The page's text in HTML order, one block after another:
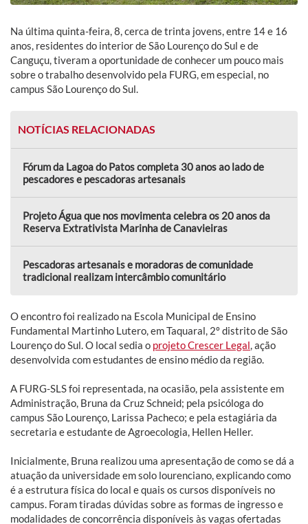
Na última quinta-feira, 8, cerca de trinta jovens, entre 14 e 16
anos, residentes do interior de São Lourenço do Sul e de
Canguçu, tiveram a oportunidade de conhecer um pouco mais
sobre o trabalho desenvolvido pela FURG, em especial, no
campus São Lourenço do Sul.
NOTÍCIAS RELACIONADAS
Fórum da Lagoa do Patos completa 30 anos ao lado de
pescadores e pescadoras artesanais
Projeto Água que nos movimenta celebra os 20 anos da
Reserva Extrativista Marinha de Canavieiras
Pescadoras artesanais e moradoras de comunidade
tradicional realizam intercâmbio comunitário
O encontro foi realizado na Escola Municipal de Ensino
Fundamental Martinho Lutero, em Taquaral, 2º distrito de São
Lourenço do Sul. O local sedia o projeto Crescer Legal, ação
desenvolvida com estudantes de ensino médio da região.
A FURG-SLS foi representada, na ocasião, pela assistente em
Administração, Bruna da Cruz Schneid; pela psicóloga do
campus São Lourenço, Larissa Pacheco; e pela estagiária da
secretaria e estudante de Agroecologia, Hellen Heller.
Inicialmente, Bruna realizou uma apresentação de como se dá a
atuação da universidade em solo lourenciano, explicando como
é a estrutura física do local e quais os cursos disponíveis no
campus. Foram tiradas dúvidas sobre as formas de ingresso e
modalidades de concorrência disponíveis às vagas ofertadas